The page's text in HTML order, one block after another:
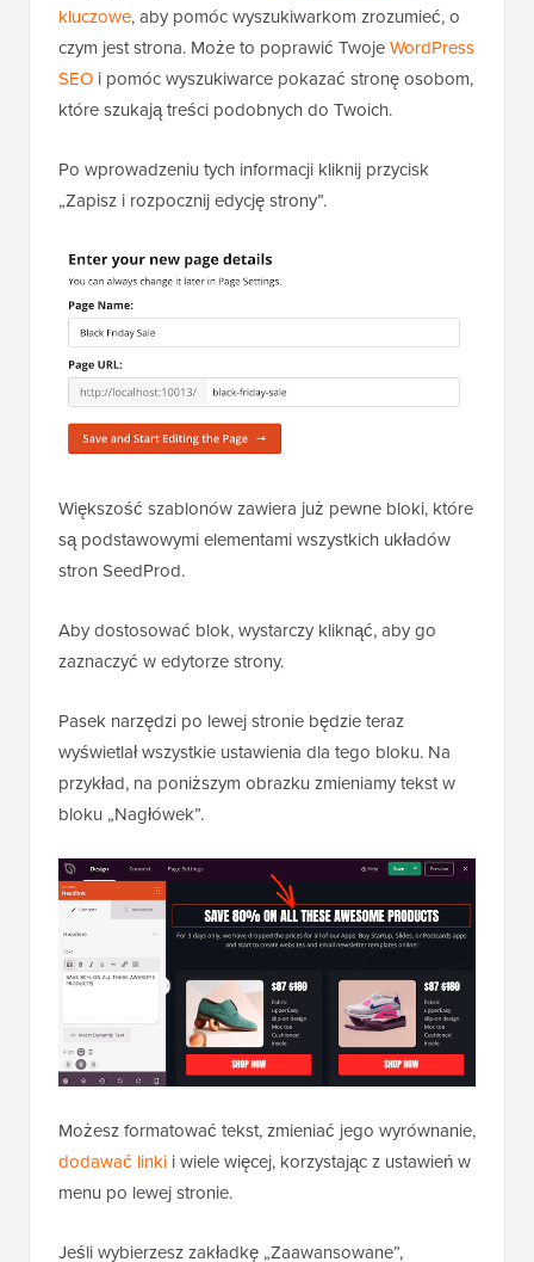
kluczowe, aby pomóc wyszukiwarkom zrozumieć, o
czym jest strona. Może to poprawić TwojeWordPress
SEO i pomóc wyszukiwarce pokazać stronę osobom,
które szukają treści podobnych do Twoich.
Po wprowadzeniu tych informacji kliknij przycisk
„Zapisz i rozpocznij edycję strony”.
Większość szablonów zawiera już pewne bloki, które
są podstawowymi elementami wszystkich układów
stron SeedProd.
Aby dostosować blok, wystarczy kliknąć, aby go
zaznaczyć w edytorze strony.
Pasek narzędzi po lewej stronie będzie teraz
wyświetlał wszystkie ustawienia dla tego bloku. Na
przykład, na poniższym obrazku zmieniamy tekst w
bloku „Nagłówek”.
Możesz formatować tekst, zmieniać jego wyrównanie,
dodawać linki i wiele więcej, korzystając z ustawień w
menu po lewej stronie.
Jeśli wybierzesz zakładkę „Zaawansowane”,